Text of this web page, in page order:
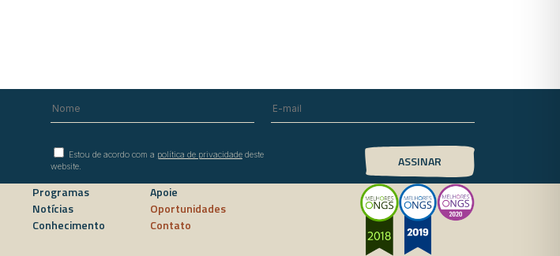
Estou de acordo com a política de privacidadedeste
website.
Programas
Notícias
Conhecimento
Apoie
Oportunidades
Contato